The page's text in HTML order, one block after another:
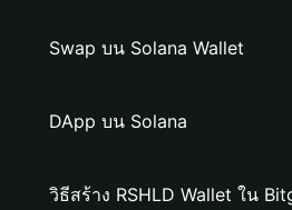
Swap บน Solana Wallet
DApp บน Solana
วิธีสร้าง RSHLD Wallet ใน